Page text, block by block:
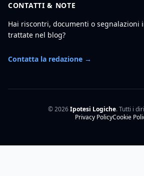
CONTATTI & NOTE
Hai riscontri, documenti o segnalazioni
trattate nel blog?
Contatta la redazione →
© 2026Ipotesi Logiche. Tutti i
Privacy PolicyCookie